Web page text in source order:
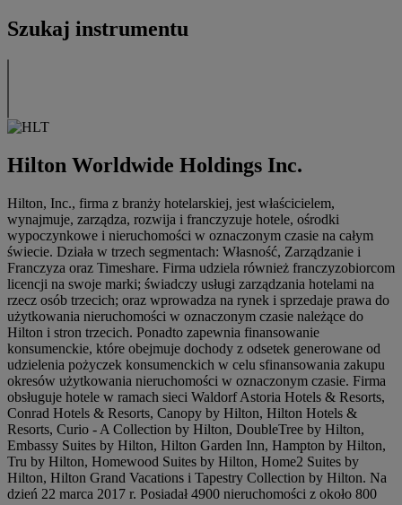
Szukaj instrumentu
Hilton Worldwide Holdings Inc.
Hilton, Inc., firma z branży hotelarskiej, jest właścicielem,
wynajmuje, zarządza, rozwija i franczyzuje hotele, ośrodki
wypoczynkowe i nieruchomości w oznaczonym czasie na całym
świecie. Działa w trzech segmentach: Własność, Zarządzanie i
Franczyza oraz Timeshare. Firma udziela również franczyzobiorcom
licencji na swoje marki; świadczy usługi zarządzania hotelami na
rzecz osób trzecich; oraz wprowadza na rynek i sprzedaje prawa do
użytkowania nieruchomości w oznaczonym czasie należące do
Hilton i stron trzecich. Ponadto zapewnia finansowanie
konsumenckie, które obejmuje dochody z odsetek generowane od
udzielenia pożyczek konsumenckich w celu sfinansowania zakupu
okresów użytkowania nieruchomości w oznaczonym czasie. Firma
obsługuje hotele w ramach sieci Waldorf Astoria Hotels & Resorts,
Conrad Hotels & Resorts, Canopy by Hilton, Hilton Hotels &
Resorts, Curio - A Collection by Hilton, DoubleTree by Hilton,
Embassy Suites by Hilton, Hilton Garden Inn, Hampton by Hilton,
Tru by Hilton, Homewood Suites by Hilton, Home2 Suites by
Hilton, Hilton Grand Vacations i Tapestry Collection by Hilton. Na
dzień 22 marca 2017 r. Posiadał 4900 nieruchomości z około 800